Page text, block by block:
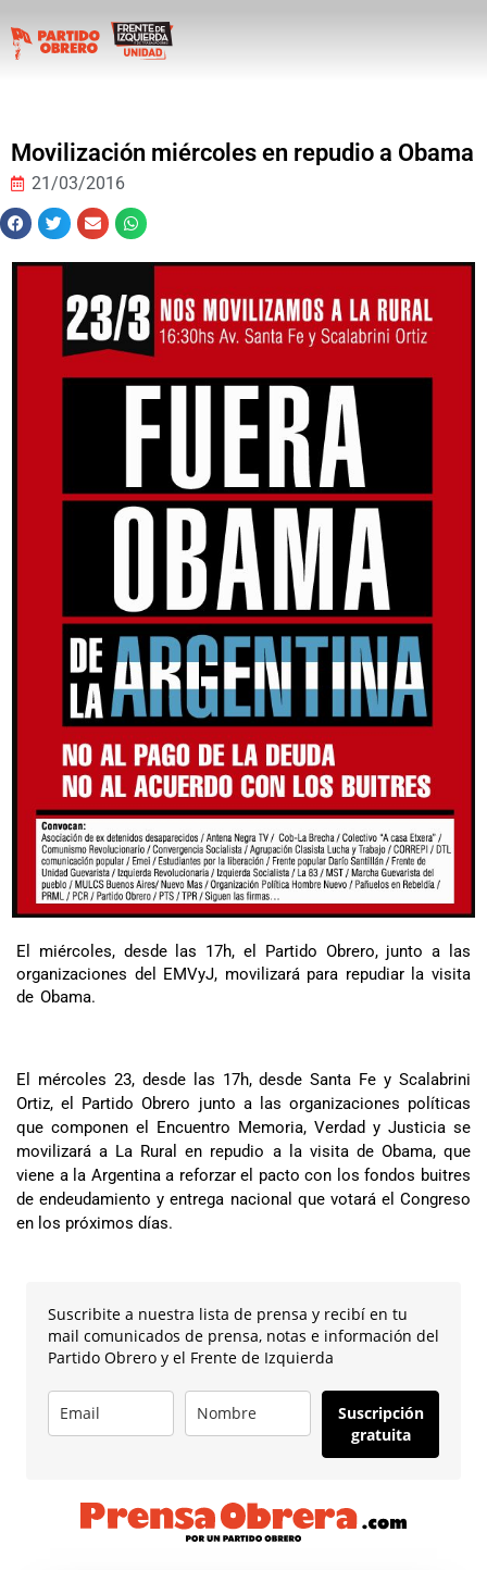
Movilización miércoles en repudio a Obama
21/03/2016
El miércoles, desde las 17h, el Partido Obrero, junto a las
organizaciones del EMVyJ, movilizará para repudiar la visita
de Obama.
El mércoles 23, desde las 17h, desde Santa Fe y Scalabrini
Ortiz, el Partido Obrero junto a las organizaciones políticas
que componen el Encuentro Memoria, Verdad y Justicia se
movilizará a La Rural en repudio a la visita de Obama, que
viene a la Argentina a reforzar el pacto con los fondos buitres
de endeudamiento y entrega nacional que votará el Congreso
en los próximos días.
Suscribite a nuestra lista de prensa y recibí en tu
mail comunicados de prensa, notas e información del
Partido Obrero y el Frente de Izquierda
Suscripción
gratuita